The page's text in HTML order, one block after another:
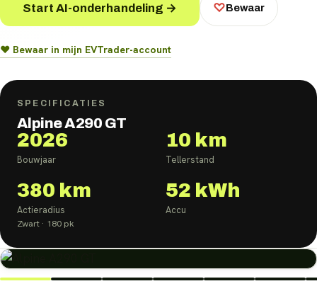
Start AI-onderhandeling → ♡Bewaar
♥ Bewaar in mijn EVTrader-account
SPECIFICATIES
Alpine A290 GT
2026
Bouwjaar
10 km
Tellerstand
380 km
Actieradius
52 kWh
Accu
Zwart · 180 pk